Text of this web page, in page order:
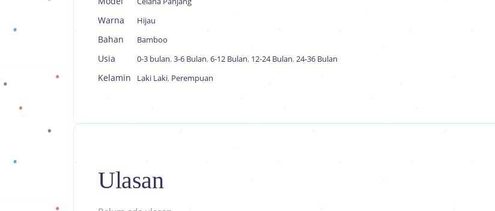
Warna Hijau
Bahan Bamboo
Usia 0-3 bulan, 3-6 Bulan, 6-12 Bulan, 12-24 Bulan, 24-36 Bulan
Kelamin Laki Laki, Perempuan
Ulasan